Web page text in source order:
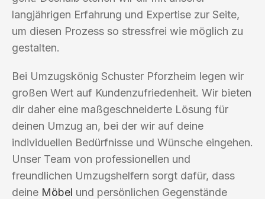
langjährigen Erfahrung und Expertise zur Seite,
um diesen Prozess so stressfrei wie möglich zu
gestalten.
Bei Umzugskönig Schuster Pforzheim legen wir
großen Wert auf Kundenzufriedenheit. Wir bieten
dir daher eine maßgeschneiderte Lösung für
deinen Umzug an, bei der wir auf deine
individuellen Bedürfnisse und Wünsche eingehen.
Unser Team von professionellen und
freundlichen Umzugshelfern sorgt dafür, dass
deine Möbel und persönlichen Gegenstände